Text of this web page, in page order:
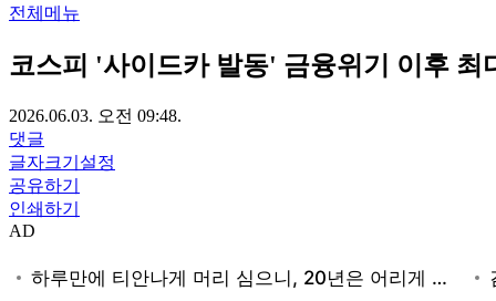
전체메뉴
코스피 '사이드카 발동' 금융위기 이후 최
2026.06.03. 오전 09:48.
댓글
글자크기설정
공유하기
인쇄하기
AD